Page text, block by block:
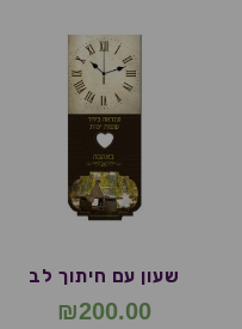
שעון עם חיתוך לב
₪200.00